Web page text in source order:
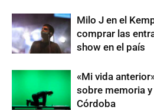
Milo J en el
comprar las
show en el país
«Mi vida
sobre memoria
Córdoba